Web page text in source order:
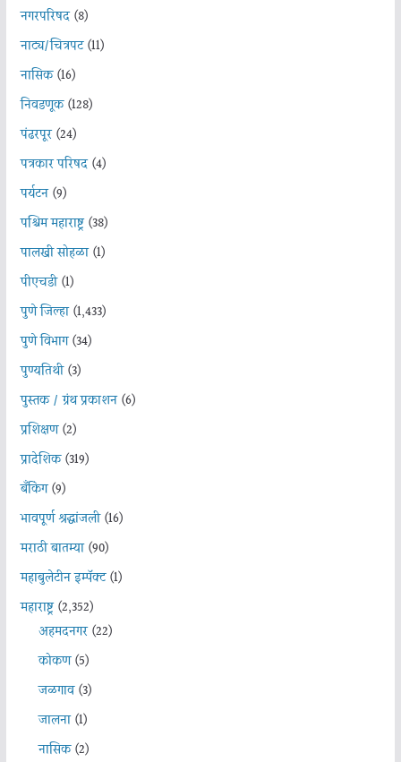
नगरपरिषद(8)
नाट्य/चित्रपट(11)
नासिक(16)
निवडणूक(128)
पंढरपूर(24)
पत्रकार परिषद(4)
पर्यटन(9)
पश्चिम महाराष्ट्र(38)
पालखी सोहळा(1)
पीएचडी(1)
पुणे जिल्हा(1,433)
पुणे विभाग(34)
पुण्यतिथी(3)
पुस्तक / ग्रंथ प्रकाशन(6)
प्रशिक्षण(2)
प्रादेशिक(319)
बँकिंग(9)
भावपूर्ण श्रद्धांजली(16)
मराठी बातम्या(90)
महाबुलेटीन इम्पॅक्ट(1)
महाराष्ट्र(2,352)
अहमदनगर(22)
कोकण(5)
जळगाव(3)
जालना(1)
नासिक(2)